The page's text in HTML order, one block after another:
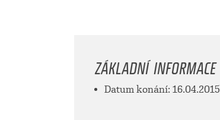
ZÁKLADNÍ INFORMACE
Datum konání: 16.04.2015